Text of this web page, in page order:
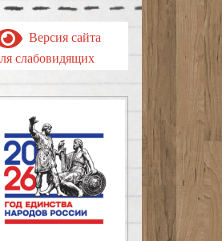
Версия сайта
слабовидящих